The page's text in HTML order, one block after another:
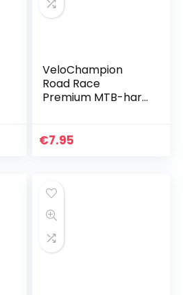
VeloChampion
Road Race
Premium MTB-hars
Shimano Deore
€7.95